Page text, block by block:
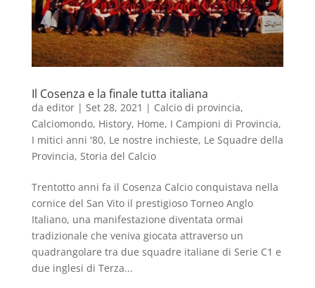
Il Cosenza e la finale tutta italiana
da editor| Set 28, 2021 | Calcio di provincia,
Calciomondo, History, Home, I Campioni di Provincia,
I mitici anni '80, Le nostre inchieste, Le Squadre della
Provincia, Storia del Calcio
Trentotto anni fa il Cosenza Calcio conquistava nella
cornice del San Vito il prestigioso Torneo Anglo
Italiano, una manifestazione diventata ormai
tradizionale che veniva giocata attraverso un
quadrangolare tra due squadre italiane di Serie C1 e
due inglesi di Terza...